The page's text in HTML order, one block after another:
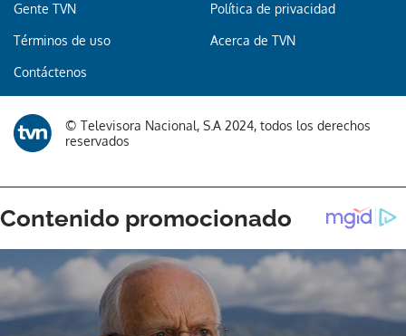
Gracias por suscribirte a nuestro boletín.
Gente TVN Política de privacidad
Términos de uso Acerca de TVN
Contáctenos
© Televisora Nacional, S.A 2024, todos los derechos
reservados